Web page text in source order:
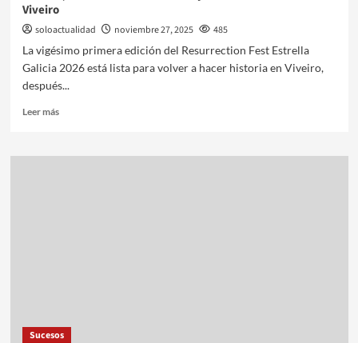
Viveiro
soloactualidad noviembre 27, 2025
485
La vigésimo primera edición del Resurrection Fest Estrella
Galicia 2026 está lista para volver a hacer historia en Viveiro,
después...
Leer más
Sucesos